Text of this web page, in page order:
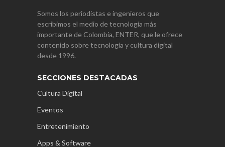
Somos los periodistas e ingenieros que
escribimos el medio de tecnología más
importante de Colombia, ENTER, que le ofrece
contenido sobre tecnología y cultura digital
desde 1996.
SECCIONES DESTACADAS
Cultura Digital
Eventos
Entretenimiento
Apps & Software